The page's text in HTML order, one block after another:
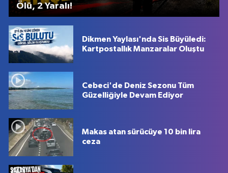
Ölü, 2 Yaralı!
Dikmen Yaylası'nda Sis Büyüledi:
Kartpostallık Manzaralar Oluştu
Cebeci'de Deniz Sezonu Tüm
Güzelliğiyle Devam Ediyor
Makas atan sürücüye 10 bin lira
ceza